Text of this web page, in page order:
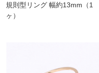
規則型リング 幅約13mm（1
ヶ）